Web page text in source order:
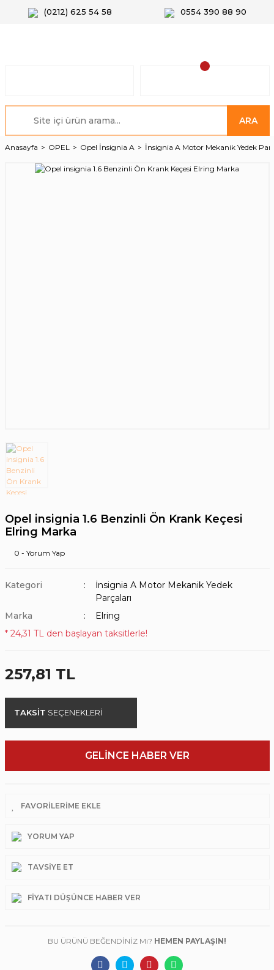
(0212) 625 54 58 0554 390 88 90
ARA
Anasayfa OPEL Opel İnsignia A İnsignia A Motor Mekanik Yedek
Opel insignia 1.6 Benzinli Ön Krank Keçesi
Elring Marka
0 - Yorum Yap
Kategori
İnsignia A Motor Mekanik Yedek
Parçaları
Marka
Elring
* 24,31 TL den başlayan taksitlerle!
257,81 TL
TAKSİT SEÇENEKLERİ
GELİNCE HABER VER
YORUM YAP
TAVSIYE ET
FIYATI DÜŞÜNCE HABER VER
BU ÜRÜNÜ BEĞENDİNİZ Mi? HEMEN PAYLAŞIN!